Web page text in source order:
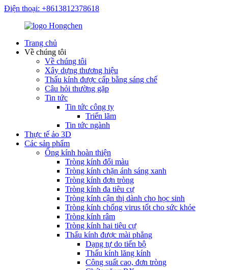
Điện thoại: +8613812378618
Trang chủ
Về chúng tôi
Về chúng tôi
Xây dựng thương hiệu
Thấu kính được cấp bằng sáng chế
Câu hỏi thường gặp
Tin tức
Tin tức công ty
Triển lãm
Tin tức ngành
Thực tế ảo 3D
Các sản phẩm
Ống kính hoàn thiện
Tròng kính đổi màu
Tròng kính chặn ánh sáng xanh
Tròng kính đơn tròng
Tròng kính đa tiêu cự
Tròng kính cận thị dành cho học sinh
Tròng kính chống virus tốt cho sức khỏe
Tròng kính râm
Tròng kính hai tiêu cự
Thấu kính được mài phẳng
Dạng tự do tiến bộ
Thấu kính lăng kính
Công suất cao, đơn tròng